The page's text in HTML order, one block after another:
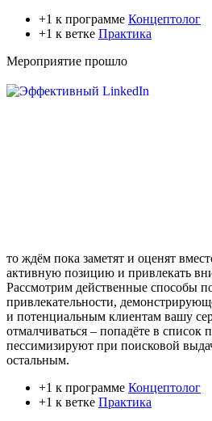
+1 к программе Концептолог
+1 к ветке Практика
Мероприятие прошло
то ждём пока заметят и оценят
активную позицию и привлекать
Рассмотрим действенные способы
привлекательности,
и потенциальным клиентам вашу
отмалчиваться – попадёте в список
пессимизируют при поисковой
остальным.
+1 к программе Концептолог
+1 к ветке Практика